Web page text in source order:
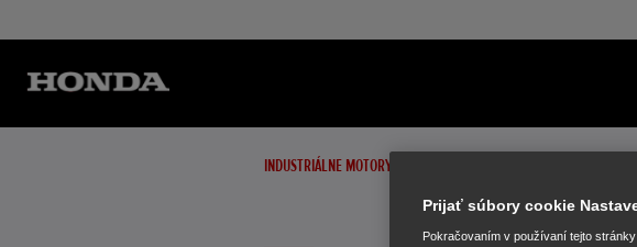
INDUSTRIÁLNE MOTORY
Prijať súbory cookie
Pokračovaním v používaní tejto